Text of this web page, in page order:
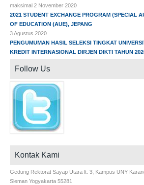
maksimal 2 November 2020
2021 STUDENT EXCHANGE PROGRAM (SPECIAL
OF EDUCATION (AUE), JEPANG
3 Agustus 2020
PENGUMUMAN HASIL SELEKSI TINGKAT
KREDIT INTERNASIONAL DIRJEN DIKTI TAHUN
Follow Us
Kontak Kami
Gedung Rektorat Sayap Utara lt. 3, Kampus UNY
Sleman Yogyakarta 55281